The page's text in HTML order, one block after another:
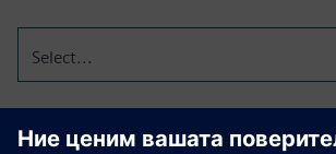
Select...
JIT/JIS